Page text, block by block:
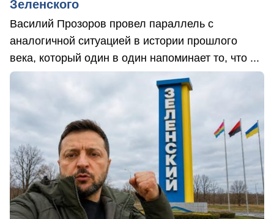
Зеленского
Василий Прозоров провел параллель с
аналогичной ситуацией в истории прошлого
века, который один в один напоминает то, что ...